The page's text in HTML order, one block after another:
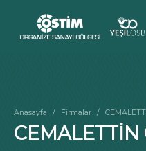
Anasayfa Firmalar
CEMALETTİN